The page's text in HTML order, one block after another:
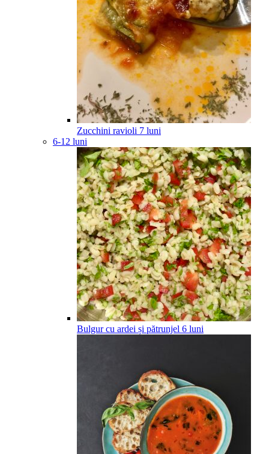
Zucchini ravioli 7 luni
6-12 luni
Bulgur cu ardei și pătrunjel 6 luni